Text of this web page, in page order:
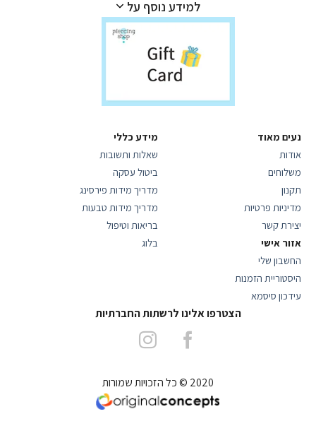
למידע נוסף על
נעים מאוד
אודות
משלוחים
תקנון
מדיניות פרטיות
יצירת קשר
אזור אישי
החשבון שלי
היסטוריית הזמנות
עידכון סיסמא
מידע כללי
שאלות ותשובות
ביטול עסקה
מדריך מידות פירסינג
מדריך מידות טבעות
בריאות וטיפול
בלוג
הצטרפו אלינו לרשתות החברתיות
2020 © כל הזכויות שמורות